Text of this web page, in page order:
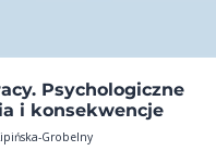
Psychologiczne
i konsekwencje
Grobelny